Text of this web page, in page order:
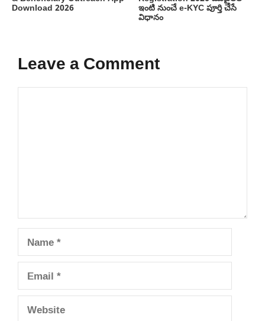
Download 2026
ఇంటి నుంచే e-KYC పూర్తి చేసే
విధానం
Leave a Comment
Comment
Name
Email
Website